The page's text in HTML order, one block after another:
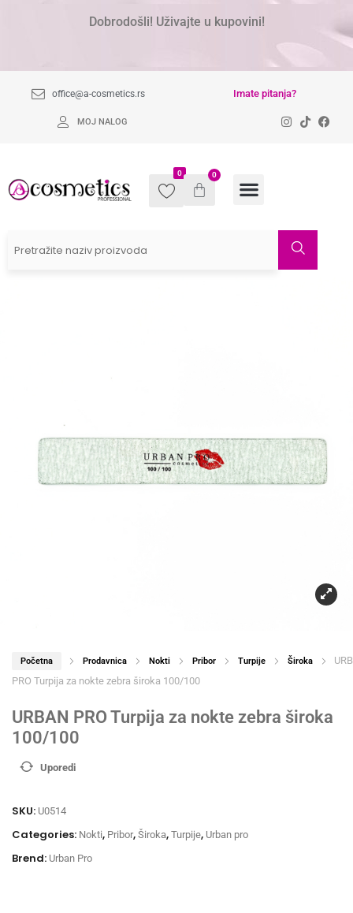
Dobrodošli! Uživajte u kupovini!
office@a-cosmetics.rs Imate pitanja?
MOJ NALOG
0 0
Početna Prodavnica Nokti Pribor Turpije Široka
PRO Turpija za nokte zebra široka 100/100
URBAN PRO Turpija za nokte zebra široka
100/100
Uporedi
SKU: U0514
Categories: Nokti, Pribor, Široka, Turpije, Urban pro
Brend: Urban Pro